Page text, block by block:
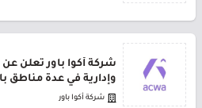
شركة أكوا باور تعلن
وإدارية في عدة مناطق
شركة أكوا باور